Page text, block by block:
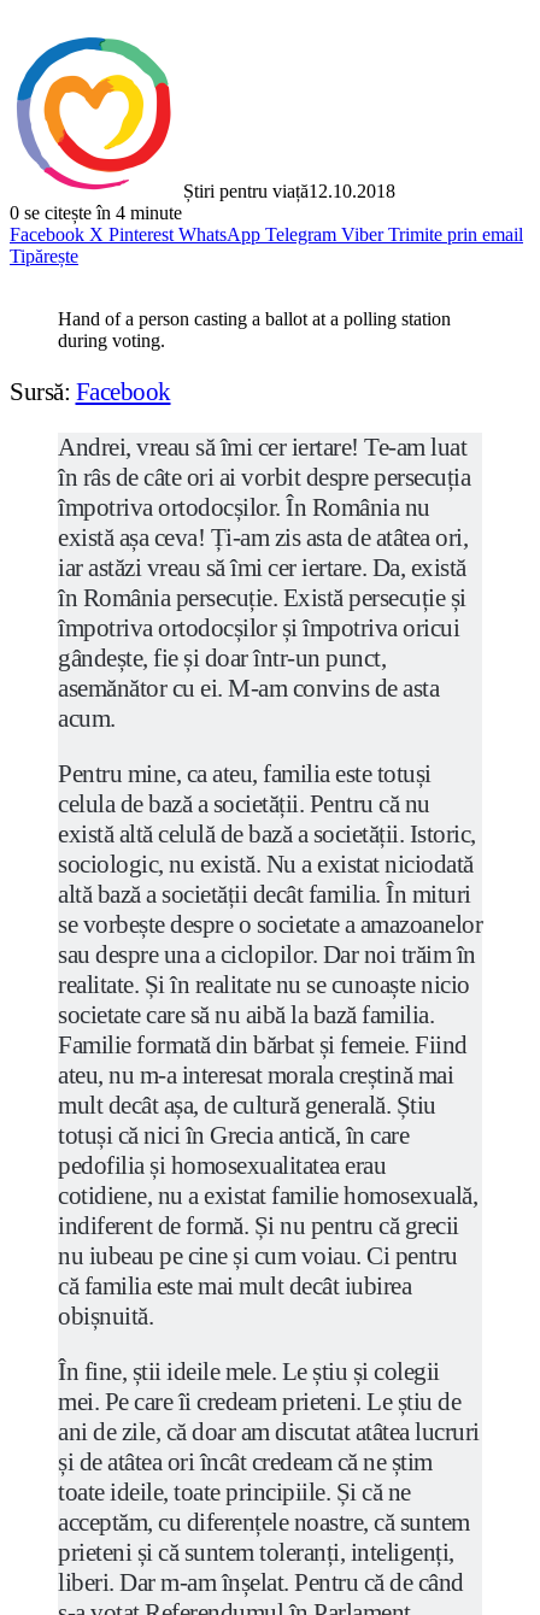
Știri pentru viață12.10.2018
0 se citește în 4 minute
Facebook X Pinterest WhatsApp Telegram Viber Trimite prin email
Tipărește
Hand of a person casting a ballot at a polling station
during voting.
Sursă: Facebook
Andrei, vreau să îmi cer iertare! Te-am luat
în râs de câte ori ai vorbit despre persecuția
împotriva ortodocșilor. În România nu
există așa ceva! Ți-am zis asta de atâtea ori,
iar astăzi vreau să îmi cer iertare. Da, există
în România persecuție. Există persecuție și
împotriva ortodocșilor și împotriva oricui
gândește, fie și doar într-un punct,
asemănător cu ei. M-am convins de asta
acum.
Pentru mine, ca ateu, familia este totuși
celula de bază a societății. Pentru că nu
există altă celulă de bază a societății. Istoric,
sociologic, nu există. Nu a existat niciodată
altă bază a societății decât familia. În mituri
se vorbește despre o societate a amazoanelor
sau despre una a ciclopilor. Dar noi trăim în
realitate. Și în realitate nu se cunoaște nicio
societate care să nu aibă la bază familia.
Familie formată din bărbat și femeie. Fiind
ateu, nu m-a interesat morala creștină mai
mult decât așa, de cultură generală. Știu
totuși că nici în Grecia antică, în care
pedofilia și homosexualitatea erau
cotidiene, nu a existat familie homosexuală,
indiferent de formă. Și nu pentru că grecii
nu iubeau pe cine și cum voiau. Ci pentru
că familia este mai mult decât iubirea
obișnuită.
În fine, știi ideile mele. Le știu și colegii
mei. Pe care îi credeam prieteni. Le știu de
ani de zile, că doar am discutat atâtea lucruri
și de atâtea ori încât credeam că ne știm
toate ideile, toate principiile. Și că ne
acceptăm, cu diferențele noastre, că suntem
prieteni și că suntem toleranți, inteligenți,
liberi. Dar m-am înșelat. Pentru că de când